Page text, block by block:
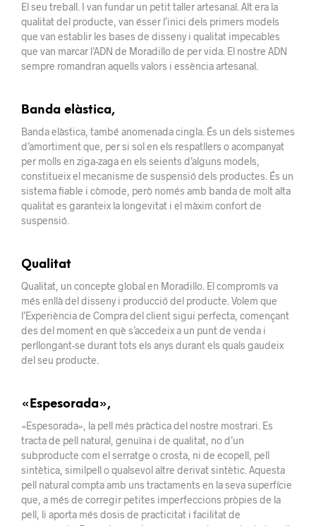
El seu treball. I van fundar un petit taller artesanal. Alt era la
qualitat del producte, van ésser l’inici dels primers models
que van establir les bases de disseny i qualitat impecables
que van marcar l’ADN de Moradillo de per vida. El nostre ADN
sempre romandran aquells valors i essència artesanal.
Banda elàstica,
Banda elàstica, també anomenada cingla. És un dels sistemes
d’amortiment que, per si sol en els respatllers o acompanyat
per molls en ziga-zaga en els seients d’alguns models,
constitueix el mecanisme de suspensió dels productes. És un
sistema fiable i còmode, però només amb banda de molt alta
qualitat es garanteix la longevitat i el màxim confort de
suspensió.
Qualitat
Qualitat, un concepte global en Moradillo. El compromís va
més enllà del disseny i producció del producte. Volem que
l’Experiència de Compra del client sigui perfecta, començant
des del moment en què s’accedeix a un punt de venda i
perllongant-se durant tots els anys durant els quals gaudeix
del seu producte.
«Espesorada»,
«Espesorada», la pell més pràctica del nostre mostrari. Es
tracta de pell natural, genuïna i de qualitat, no d’un
subproducte com el serratge o crosta, ni de ecopell, pell
sintètica, similpell o qualsevol altre derivat sintètic. Aquesta
pell natural compta amb uns tractaments en la seva superfície
que, a més de corregir petites imperfeccions pròpies de la
pell, li aporta més dosis de practicitat i facilitat de